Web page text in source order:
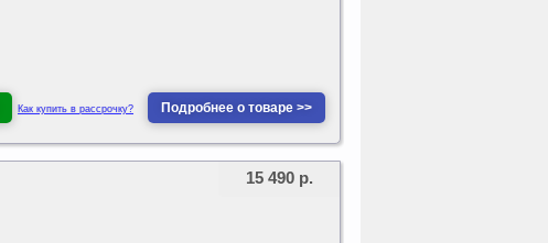
Как купить в рассрочку? Подробнее о товаре >>
15 490 р.